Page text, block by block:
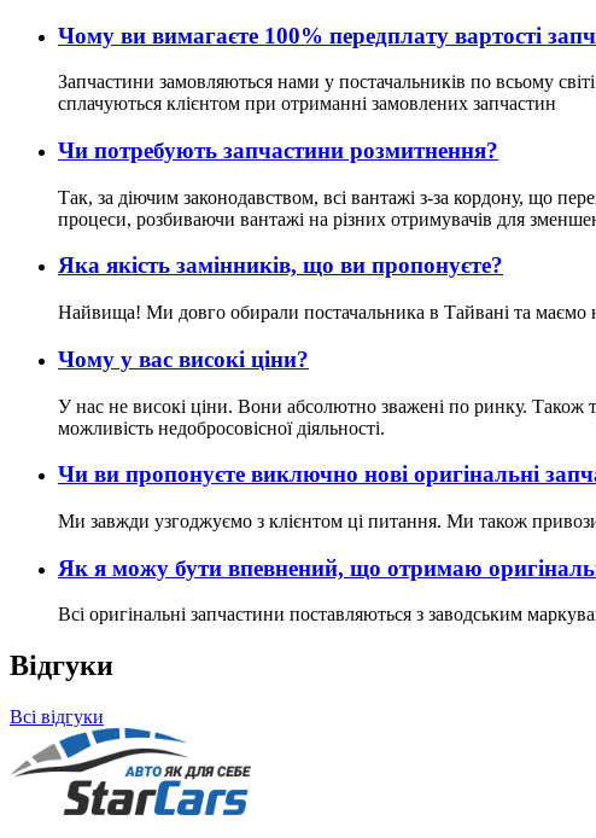
Чому ви вимагаєте 100% передплату вартості
Запчастини замовляються нами у постачальників по всьому
сплачуються клієнтом при отриманні замовлених запчастин
Чи потребують запчастини розмитнення?
Так, за діючим законодавством, всі вантажі з-за кордону, що
процеси, розбиваючи вантажі на різних отримувачів для
Яка якість замінників, що ви пропонуєте?
Найвища! Ми довго обирали постачальника в Тайвані та маємо
Чому у вас високі ціни?
У нас не високі ціни. Вони абсолютно зважені по ринку. Також
можливість недобросовісної діяльності.
Чи ви пропонуєте виключно нові оригінальні
Ми завжди узгоджуємо з клієнтом ці питання. Ми також
Як я можу бути впевнений, що отримаю
Всі оригінальні запчастини поставляються з заводським
Відгуки
Всі відгуки